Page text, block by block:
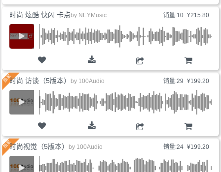
购物车
销量:10 ¥215.80
购物车
时尚 炫酷 快闪 卡点 by NEYMusic
销量:29 ¥199.20
购物车
时尚 访谈（5版本） by 100Audio
销量:24 ¥199.20
时尚视觉（5版本） by 100Audio